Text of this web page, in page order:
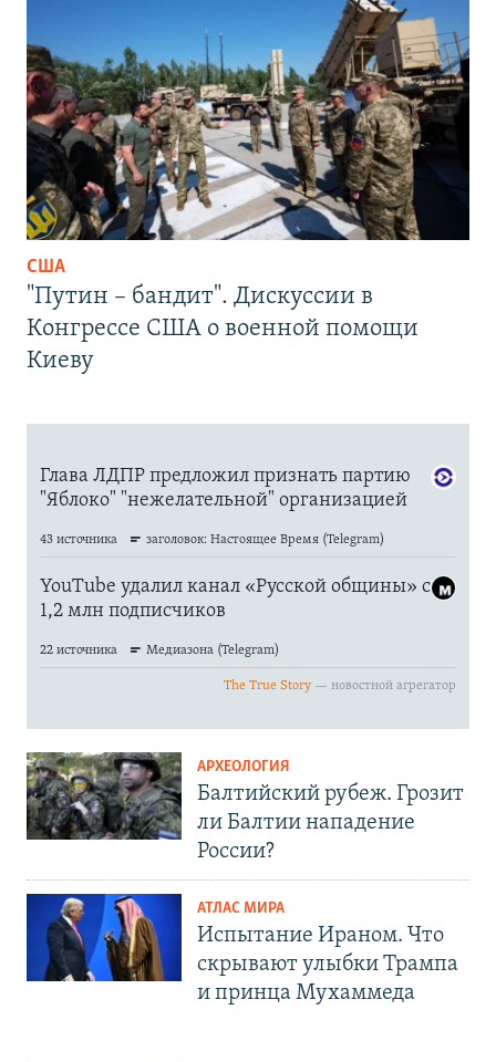
США
"Путин – бандит". Дискуссии в
Конгрессе США о военной помощи
Киеву
АРХЕОЛОГИЯ
Балтийский рубеж. Грозит
ли Балтии нападение
России?
АТЛАС МИРА
Испытание Ираном. Что
скрывают улыбки Трампа
и принца Мухаммеда